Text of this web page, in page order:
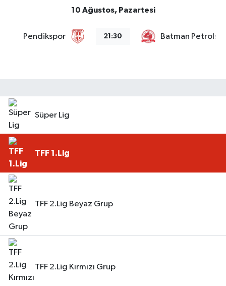
10 Ağustos, Pazartesi
Pendikspor 21:30 Batman
Süper Lig
TFF 1.Lig
TFF 2.Lig Beyaz Grup
TFF 2.Lig Kırmızı Grup